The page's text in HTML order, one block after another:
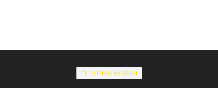
TIL TOPPEN AV SIDEN